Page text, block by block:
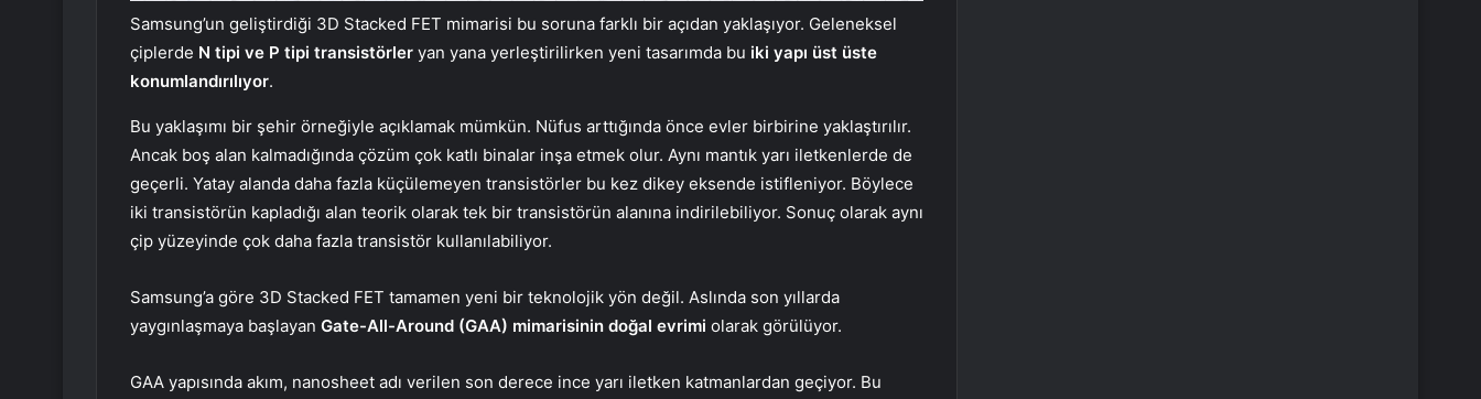
Samsung’un geliştirdiği 3D Stacked FET mimarisi bu soruna farklı bir açıdan yaklaşıyor. Geleneksel
çiplerde N tipi ve P tipi transistörler yan yana yerleştirilirken yeni tasarımda bu iki yapı üst üste
konumlandırılıyor.
Bu yaklaşımı bir şehir örneğiyle açıklamak mümkün. Nüfus arttığında önce evler birbirine yaklaştırılır.
Ancak boş alan kalmadığında çözüm çok katlı binalar inşa etmek olur. Aynı mantık yarı iletkenlerde de
geçerli. Yatay alanda daha fazla küçülemeyen transistörler bu kez dikey eksende istifleniyor. Böylece
iki transistörün kapladığı alan teorik olarak tek bir transistörün alanına indirilebiliyor. Sonuç olarak aynı
çip yüzeyinde çok daha fazla transistör kullanılabiliyor.
Samsung’a göre 3D Stacked FET tamamen yeni bir teknolojik yön değil. Aslında son yıllarda
yaygınlaşmaya başlayan Gate-All-Around (GAA) mimarisinin doğal evrimi olarak görülüyor.
GAA yapısında akım, nanosheet adı verilen son derece ince yarı iletken katmanlardan geçiyor. Bu